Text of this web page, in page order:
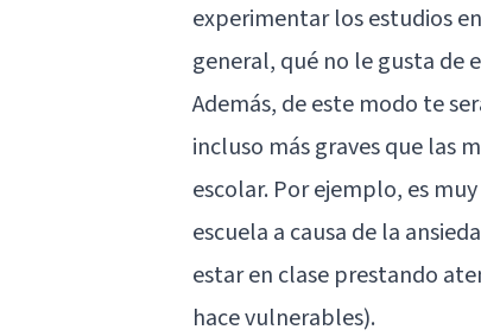
experimentar los estudios
general, qué no le gusta de
Además, de este modo te
incluso más graves que las
escolar. Por ejemplo, es
escuela a causa de la
estar en clase prestando
hace vulnerables).